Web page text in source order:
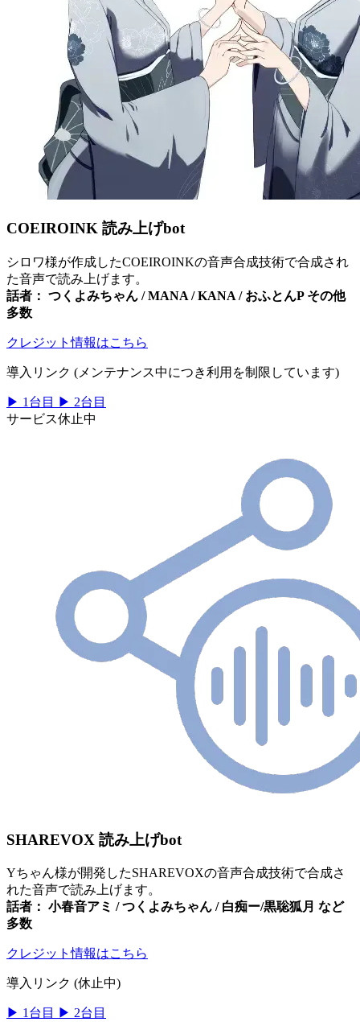
COEIROINK 読み上げbot
シロワ様が作成したCOEIROINKの音声合成技術で合成され
た音声で読み上げます。
話者： つくよみちゃん / MANA / KANA / おふとんP その他
多数
クレジット情報はこちら
導入リンク (メンテナンス中につき利用を制限しています)
▶ 1台目 ▶ 2台目
サービス休止中
SHAREVOX 読み上げbot
Yちゃん様が開発したSHAREVOXの音声合成技術で合成さ
れた音声で読み上げます。
話者： 小春音アミ / つくよみちゃん / 白痴ー/黒聡狐月 など
多数
クレジット情報はこちら
導入リンク (休止中)
▶ 1台目 ▶ 2台目